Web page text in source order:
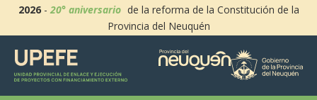
2026-20° aniversario de la reforma de la Constitución de la
Provincia del Neuquén